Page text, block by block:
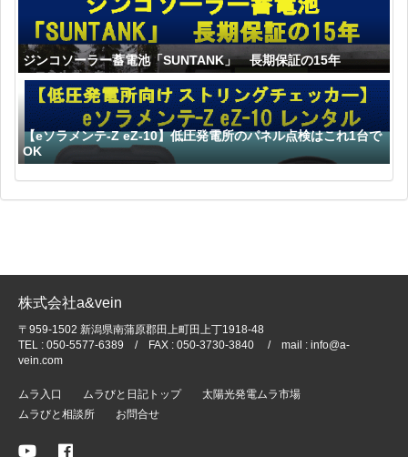
ジンコソーラー蓄電池「SUNTANK」 長期保証の15年
【eソラメンテ-Z eZ-10】低圧発電所のパネル点検はこれ1台で
OK
株式会社a&vein
〒959-1502 新潟県南蒲原郡田上町田上丁1918-48
TEL : 050-5577-6389 / FAX : 050-3730-3840 / mail : info@a-
vein.com
ムラ入口 ムラびと日記トップ
太陽光発電ムラ市場
ムラびと相談所
お問合せ